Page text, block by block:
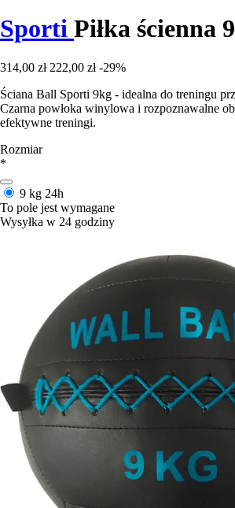
Sporti Piłka ścienna
314,00 zł 222,00 zł -29%
Ściana Ball Sporti 9kg - idealna do treningu
Czarna powłoka winylowa i rozpoznawalne
efektywne treningi.
Rozmiar
*
9 kg 24h
To pole jest wymagane
Wysyłka w 24 godziny